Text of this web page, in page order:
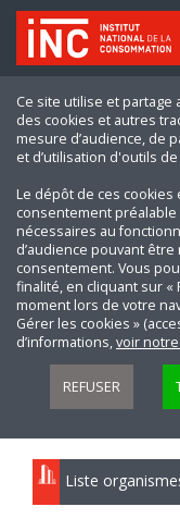
Ce site utilise et
des cookies et autres
mesure d’audience, de
et d’utilisation d'outils
Le dépôt de ces cookies
consentement préalable
nécessaires au
d’audience pouvant
consentement. Vous
finalité, en cliquant sur «
moment lors de votre
Gérer les cookies »
d’informations,voir
REFUSER
Liste